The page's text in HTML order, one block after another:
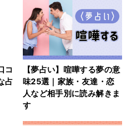
コ
占
【夢占い】喧嘩する夢の意
味25選｜家族・友達・恋
人など相手別に読み解きま
す